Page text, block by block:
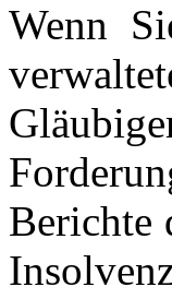
Wenn
Berichte